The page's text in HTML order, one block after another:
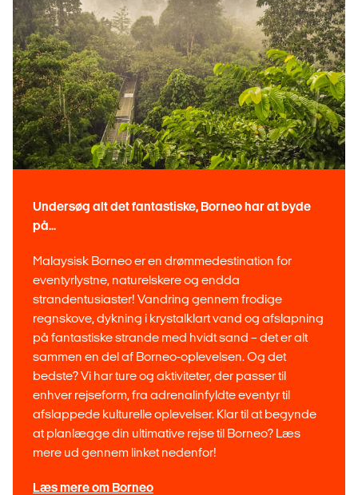
Undersøg alt det fantastiske, Borneo har at byde
på...
Malaysisk Borneo er en drømmedestination for
eventyrlystne, naturelskere og endda
strandentusiaster! Vandring gennem frodige
regnskove, dykning i krystalklart vand og afslapning
på fantastiske strande med hvidt sand – det er alt
sammen en del af Borneo-oplevelsen. Og det
bedste? Vi har ture og aktiviteter, der passer til
enhver rejseform, fra adrenalinfyldte eventyr til
afslappede kulturelle oplevelser. Klar til at begynde
at planlægge din ultimative rejse til Borneo? Læs
mere ud gennem linket nedenfor!
Læs mere om Borneo